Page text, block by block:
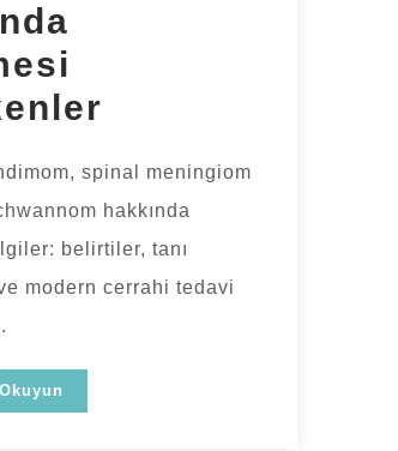
spinal meningiom
hakkında
belirtiler, tanı
modern cerrahi tedavi